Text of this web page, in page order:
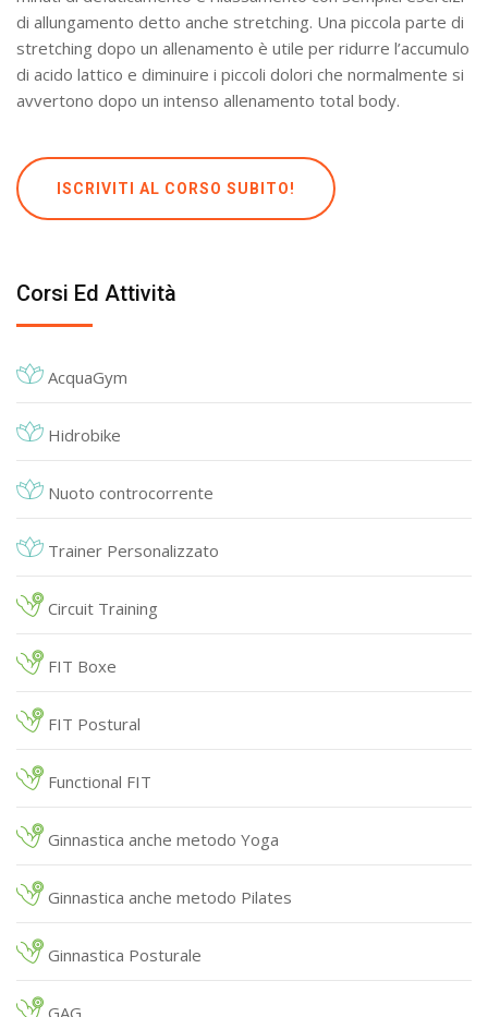
di allungamento detto anche stretching. Una piccola parte di
stretching dopo un allenamento è utile per ridurre l’accumulo
di acido lattico e diminuire i piccoli dolori che normalmente si
avvertono dopo un intenso allenamento total body.
ISCRIVITI AL CORSO SUBITO!
Corsi Ed Attività
AcquaGym
Hidrobike
Nuoto controcorrente
Trainer Personalizzato
Circuit Training
FIT Boxe
FIT Postural
Functional FIT
Ginnastica anche metodo Yoga
Ginnastica anche metodo Pilates
Ginnastica Posturale
GAG